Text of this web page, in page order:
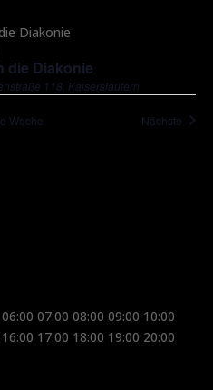
die Diakonie
118, Kaiserslautern
Woche Nächste
06:00 07:00 08:00 09:00 10:00
16:00 17:00 18:00 19:00 20:00